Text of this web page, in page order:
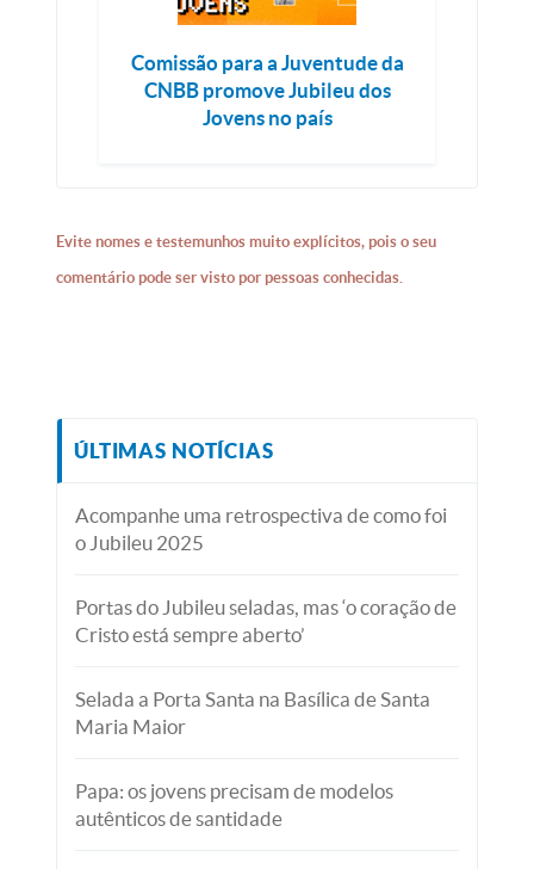
Comissão para a Juventude da
CNBB promove Jubileu dos
Jovens no país
Evite nomes e testemunhos muito explícitos, pois o seu
comentário pode ser visto por pessoas conhecidas.
ÚLTIMAS NOTÍCIAS
Acompanhe uma retrospectiva de como foi
o Jubileu 2025
Portas do Jubileu seladas, mas ‘o coração de
Cristo está sempre aberto’
Selada a Porta Santa na Basílica de Santa
Maria Maior
Papa: os jovens precisam de modelos
autênticos de santidade